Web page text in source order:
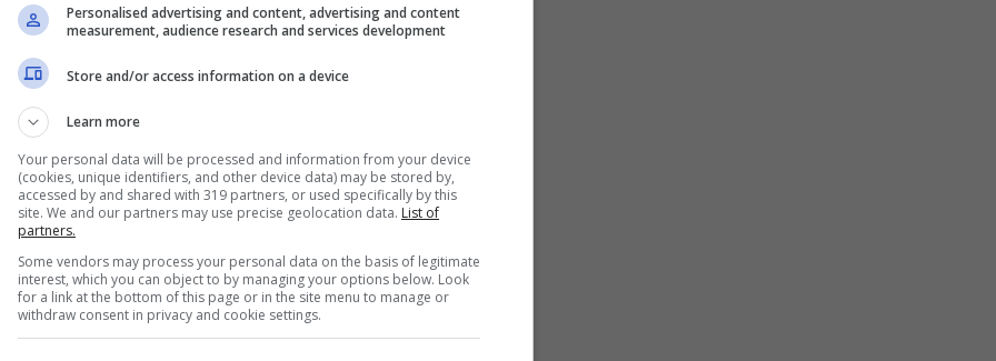
trasposizione fisica e reale di una figura
composte da prodotti ortofrutticoli,
-.
E questi soggetti rimandano alla
.
Personalised advertising and content, advertising and content
measurement, audience research and services development
Store and/or access information on a device
Learn more
Your personal data will be processed and information from your device
(cookies, unique identifiers, and other device data) may be stored by,
accessed by and shared with 319 partners, or used specifically by this
site. We and our partners may use precise geolocation data. List of
partners.
Some vendors may process your personal data on the basis of legitimate
interest, which you can object to by managing your options below. Look
for a link at the bottom of this page or in the site menu to manage or
withdraw consent in privacy and cookie settings.